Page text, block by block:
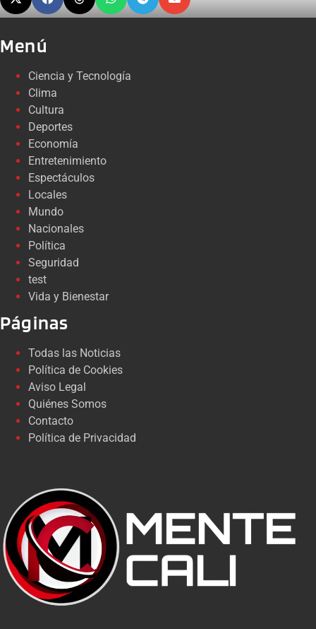
Menú
Ciencia y Tecnología
Clima
Cultura
Deportes
Economía
Entretenimiento
Espectáculos
Locales
Mundo
Nacionales
Política
Seguridad
test
Vida y Bienestar
Páginas
Todas las Noticias
Política de Cookies
Aviso Legal
Quiénes Somos
Contacto
Política de Privacidad